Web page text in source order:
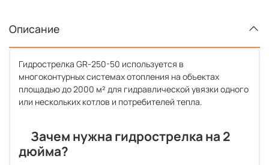
Описание
Гидрострелка GR-250-50 используется в
многоконтурных системах отопления на объектах
площадью до 2000 м² для гидравлической увязки одного
или нескольких котлов и потребителей тепла.
Зачем нужна гидрострелка на 2
дюйма?